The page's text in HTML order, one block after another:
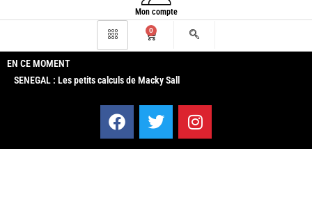
Mon compte
0
EN CE MOMENT
SENEGAL : Les petits calculs de Macky Sall